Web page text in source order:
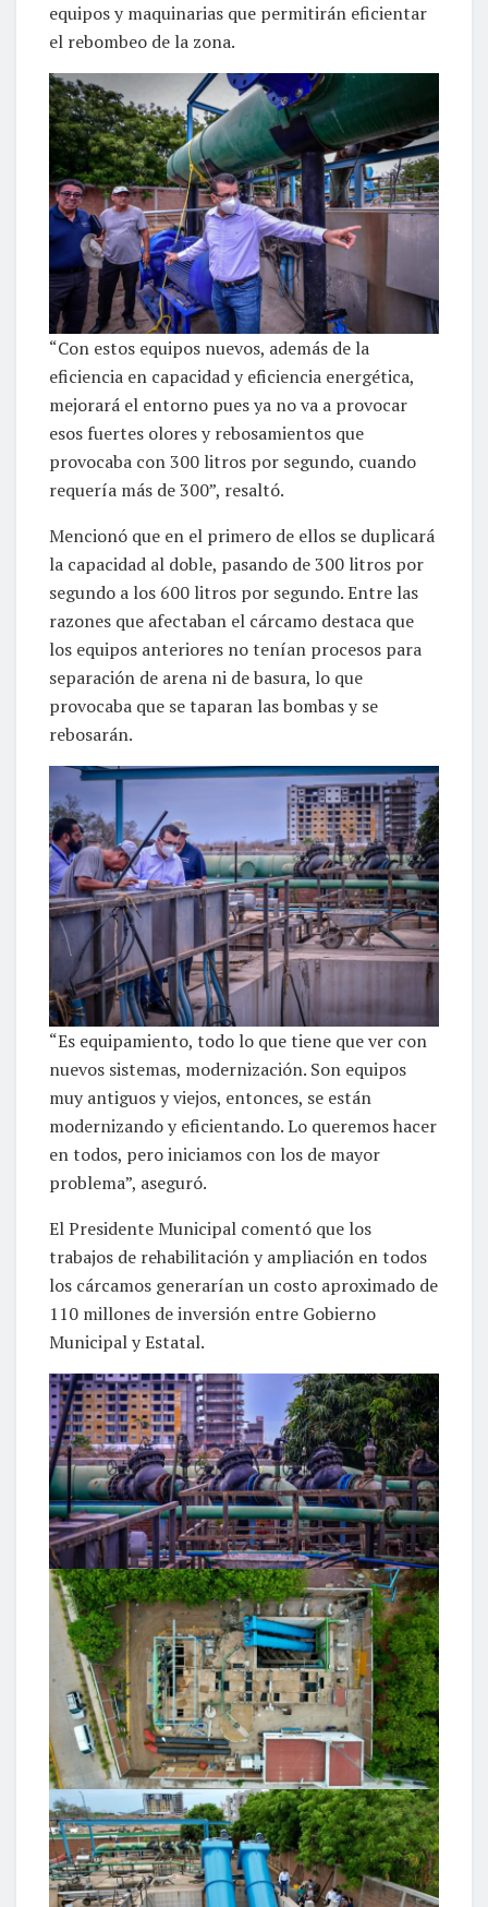
equipos y maquinarias que permitirán eficientar
el rebombeo de la zona.
“Con estos equipos nuevos, además de la
eficiencia en capacidad y eficiencia energética,
mejorará el entorno pues ya no va a provocar
esos fuertes olores y rebosamientos que
provocaba con 300 litros por segundo, cuando
requería más de 300”, resaltó.
Mencionó que en el primero de ellos se duplicará
la capacidad al doble, pasando de 300 litros por
segundo a los 600 litros por segundo. Entre las
razones que afectaban el cárcamo destaca que
los equipos anteriores no tenían procesos para
separación de arena ni de basura, lo que
provocaba que se taparan las bombas y se
rebosarán.
“Es equipamiento, todo lo que tiene que ver con
nuevos sistemas, modernización. Son equipos
muy antiguos y viejos, entonces, se están
modernizando y eficientando. Lo queremos hacer
en todos, pero iniciamos con los de mayor
problema”, aseguró.
El Presidente Municipal comentó que los
trabajos de rehabilitación y ampliación en todos
los cárcamos generarían un costo aproximado de
110 millones de inversión entre Gobierno
Municipal y Estatal.